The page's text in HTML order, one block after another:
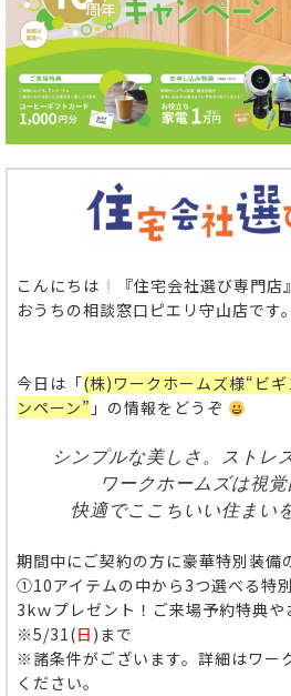
こんにちは
『住宅会社選び専門店』
おうちの相談窓口ピエリ守山店です。
今日は「(株)ワークホームズ様“ビ
ンペーン” 」の情報をどうぞ
シンプルな美しさ。ストレ
ワークホームズは視覚
快適でここちいい住まい
期間中にご契約の方に豪華特別装備
①10アイテムの中から3つ選べる特
3kｗプレゼント！ご来場予約特典や
※5/31(日 )まで
※諸条件がございます。詳細はワー
ください。